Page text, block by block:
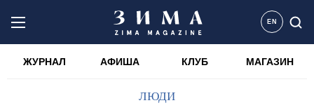
EN
ЖУРНАЛ АФИША КЛУБ МАГАЗИН
ЛЮДИ